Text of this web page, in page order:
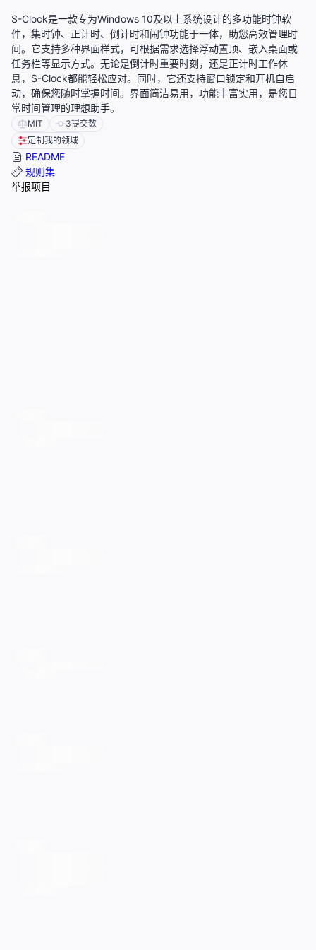
S-Clock是一款专为Windows 10及以上系统设计的多功能时钟软
件，集时钟、正计时、倒计时和闹钟功能于一体，助您高效管理时
间。它支持多种界面样式，可根据需求选择浮动置顶、嵌入桌面或
任务栏等显示方式。无论是倒计时重要时刻，还是正计时工作休
息，S-Clock都能轻松应对。同时，它还支持窗口锁定和开机自启
动，确保您随时掌握时间。界面简洁易用，功能丰富实用，是您日
常时间管理的理想助手。
MIT 3提交数
定制我的领域
README
规则集
举报项目